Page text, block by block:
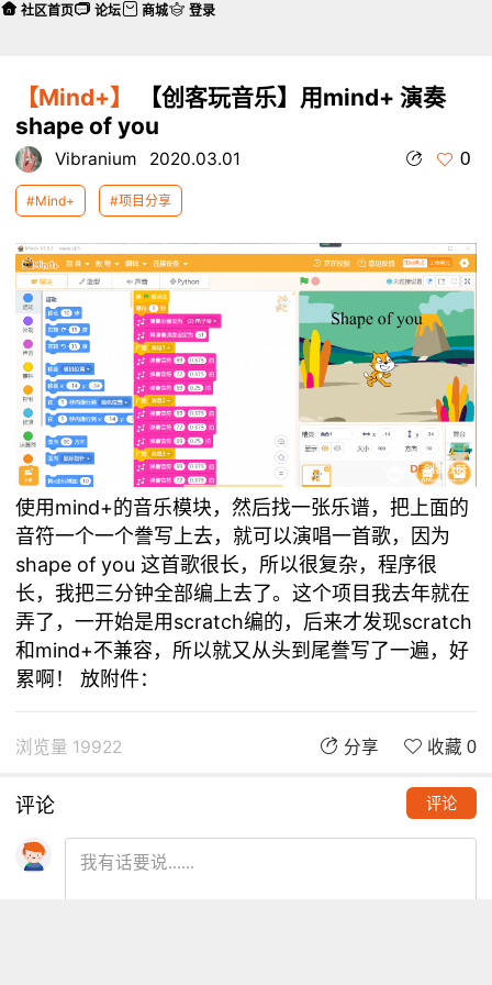
【Mind+】
【创客玩音乐】用mind+ 演奏
shape of you
Vibranium 2020.03.01 0
#Mind+ #项目分享
使用mind+的音乐模块，然后找一张乐谱，把上面的
音符一个一个誊写上去，就可以演唱一首歌，因为
shape of you 这首歌很长，所以很复杂，程序很
长，我把三分钟全部编上去了。这个项目我去年就在
弄了，一开始是用scratch编的，后来才发现scratch
和mind+不兼容，所以就又从头到尾誊写了一遍，好
累啊！ 放附件：
浏览量 19922 分享 收藏 0
评论 评论
社区首页 论坛 商城 登录